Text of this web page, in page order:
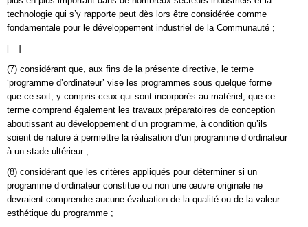
technologie qui s’y rapporte peut dès lors être considérée comme
fondamentale pour le développement industriel de la Communauté ;
[…]
(7) considérant que, aux fins de la présente directive, le terme
‘programme d’ordinateur’ vise les programmes sous quelque forme
que ce soit, y compris ceux qui sont incorporés au matériel; que ce
terme comprend également les travaux préparatoires de conception
aboutissant au développement d’un programme, à condition qu’ils
soient de nature à permettre la réalisation d’un programme d’ordinateur
à un stade ultérieur ;
(8) considérant que les critères appliqués pour déterminer si un
programme d’ordinateur constitue ou non une œuvre originale ne
devraient comprendre aucune évaluation de la qualité ou de la valeur
esthétique du programme ;